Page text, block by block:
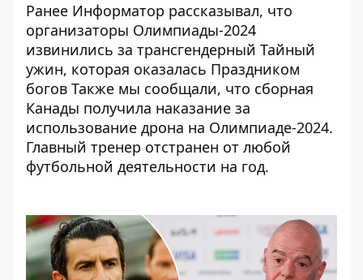
Ранее Информатор рассказывал, что
организаторы Олимпиады-2024
извинились за трансгендерный Тайный
ужин, которая оказалась Праздником
богов Также мы сообщали, что сборная
Канады получила наказание за
использование дрона на Олимпиаде-2024.
Главный тренер отстранен от любой
футбольной деятельности на год.